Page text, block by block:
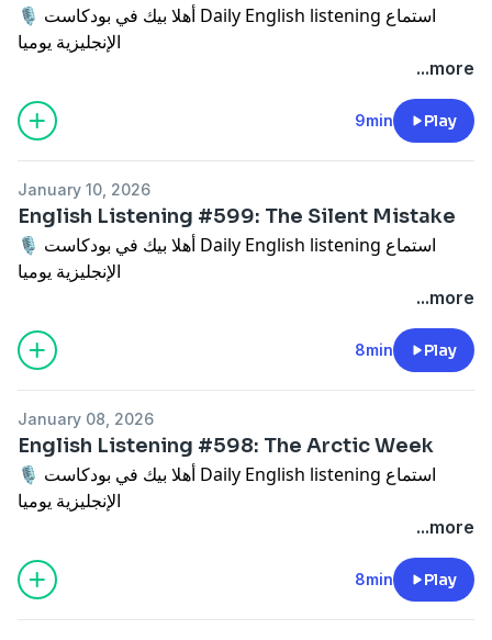
🎙 أهلا بيك في بودكاست Daily English listening ‏استماع
الإنجليزية يوميا
📄 لقراءة النص والترجمة (وانصحك ما تقرأ الترجمة إلا إذا
https://drive.google.com/file/d/
usp=sharing
dalilk.link/d4e-pod
اتمنى انك تستمتع بالحلقة وحكون ممتن انك تعطيني تقييمك 🙂
...more
9min Play
January 10, 2026
English Listening #599: The Silent Mistake
🎙 أهلا بيك في بودكاست Daily English listening ‏استماع
الإنجليزية يوميا
📄 لقراءة النص والترجمة (وانصحك ما تقرأ الترجمة إلا إذا
https://drive.google.com/file/d/
usp=sharing
dalilk.link/d4e-pod
اتمنى انك تستمتع بالحلقة وحكون ممتن انك تعطيني تقييمك 🙂
...more
8min Play
January 08, 2026
English Listening #598: The Arctic Week
🎙 أهلا بيك في بودكاست Daily English listening ‏استماع
الإنجليزية يوميا
📄 لقراءة النص والترجمة (وانصحك ما تقرأ الترجمة إلا إذا
...more
8min Play